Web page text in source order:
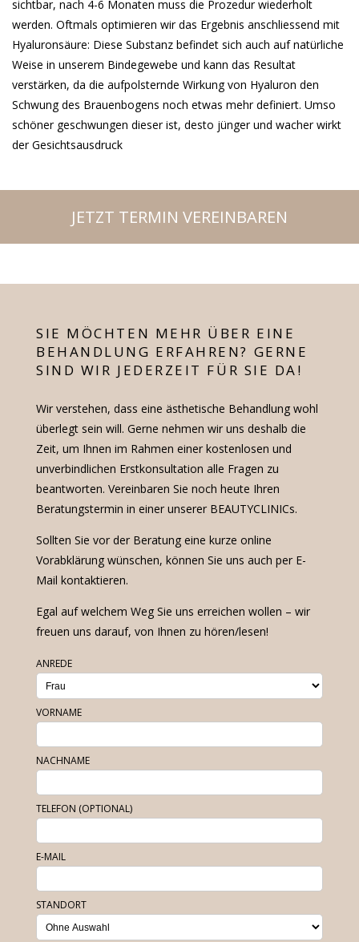
sichtbar, nach 4-6 Monaten muss die Prozedur wiederholt
werden. Oftmals optimieren wir das Ergebnis anschliessend mit
Hyaluronsäure: Diese Substanz befindet sich auch auf natürliche
Weise in unserem Bindegewebe und kann das Resultat
verstärken, da die aufpolsternde Wirkung von Hyaluron den
Schwung des Brauenbogens noch etwas mehr definiert. Umso
schöner geschwungen dieser ist, desto jünger und wacher wirkt
der Gesichtsausdruck
JETZT TERMIN VEREINBAREN
SIE MÖCHTEN MEHR ÜBER EINE
BEHANDLUNG ERFAHREN? GERNE
SIND WIR JEDERZEIT FÜR SIE DA!
Wir verstehen, dass eine ästhetische Behandlung wohl
überlegt sein will. Gerne nehmen wir uns deshalb die
Zeit, um Ihnen im Rahmen einer kostenlosen und
unverbindlichen Erstkonsultation alle Fragen zu
beantworten. Vereinbaren Sie noch heute Ihren
Beratungstermin in einer unserer BEAUTYCLINICs.
Sollten Sie vor der Beratung eine kurze online
Vorabklärung wünschen, können Sie uns auch per E-
Mail kontaktieren.
Egal auf welchem Weg Sie uns erreichen wollen – wir
freuen uns darauf, von Ihnen zu hören/lesen!
ANREDE
VORNAME
NACHNAME
TELEFON (OPTIONAL)
E-MAIL
STANDORT